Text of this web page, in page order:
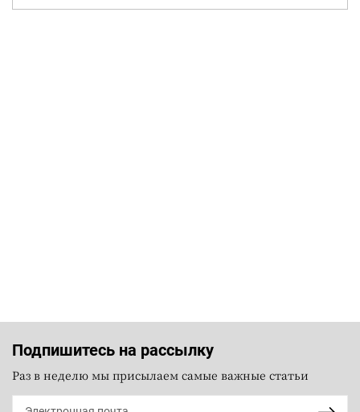
Подпишитесь на рассылку
Раз в неделю мы присылаем самые важные статьи